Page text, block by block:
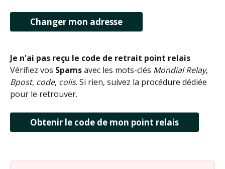
Changer mon adresse
Je n'ai pas reçu le code de retrait point relais
Vérifiez vos Spams avec les mots-clés Mondial Relay,
Bpost, code, colis. Si rien, suivez la procédure dédiée
pour le retrouver.
Obtenir le code de mon point relais